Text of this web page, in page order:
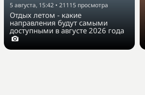
5 августа, 15:42 • 21115 просмотра
Отдых летом - какие
направления будут самыми
доступными в августе 2026 года